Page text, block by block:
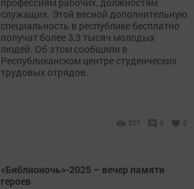
профессиям рабочих, должностям
служащих. Этой весной дополнительную
специальность в республике бесплатно
получат более 3,3 тысяч молодых
людей. Об этом сообщили в
Республиканском центре студенческих
трудовых отрядов.
507 0 0
«Библионочь»-2025 – вечер памяти
героев